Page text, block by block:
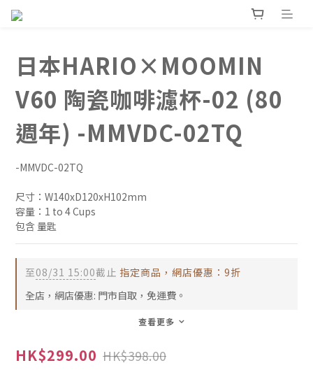
日本HARIO×MOOMIN
V60 陶瓷咖啡濾杯-02 (80
週年) -MMVDC-02TQ
-MMVDC-02TQ
尺寸：W140xD120xH102mm
容量：1 to 4 Cups
包含 量匙
至08/31 15:00截止 指定商品，網店優惠：9折
全店，網店優惠: 門市自取，免運費。
查看更多
HK$299.00 HK$398.00